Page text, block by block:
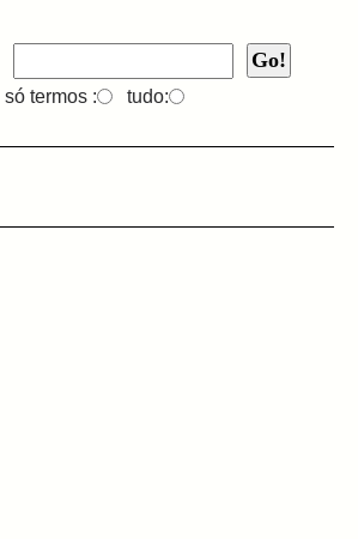
só termos : tudo: